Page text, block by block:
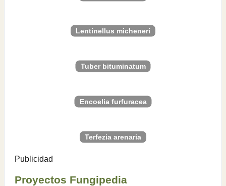
Lentinellus micheneri
Tuber bituminatum
Encoelia furfuracea
Terfezia arenaria
Publicidad
Proyectos Fungipedia